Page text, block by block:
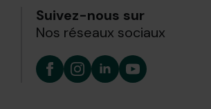
Suivez-nous sur
Nos réseaux sociaux